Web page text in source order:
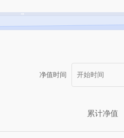
净值时间
累计净值